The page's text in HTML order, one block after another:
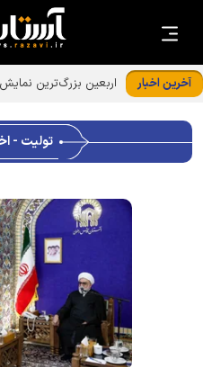
آخرین اخبار
ایجاد هزار فرصت
تولیت -